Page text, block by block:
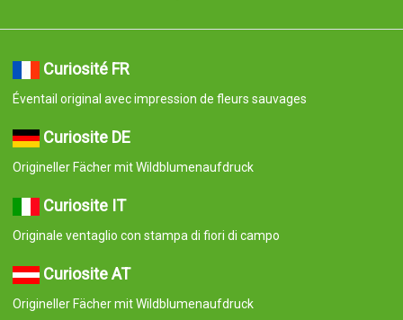
Curiosité FR
Éventail original avec impression de fleurs sauvages
Curiosite DE
Origineller Fächer mit Wildblumenaufdruck
Curiosite IT
Originale ventaglio con stampa di fiori di campo
Curiosite AT
Origineller Fächer mit Wildblumenaufdruck